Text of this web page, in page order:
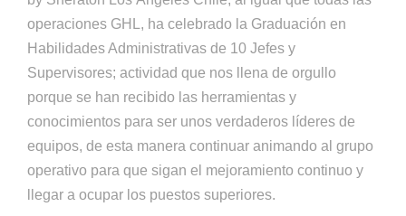
operaciones GHL, ha celebrado la Graduación en
Habilidades Administrativas de 10 Jefes y
Supervisores; actividad que nos llena de orgullo
porque se han recibido las herramientas y
conocimientos para ser unos verdaderos líderes de
equipos, de esta manera continuar animando al grupo
operativo para que sigan el mejoramiento continuo y
llegar a ocupar los puestos superiores.